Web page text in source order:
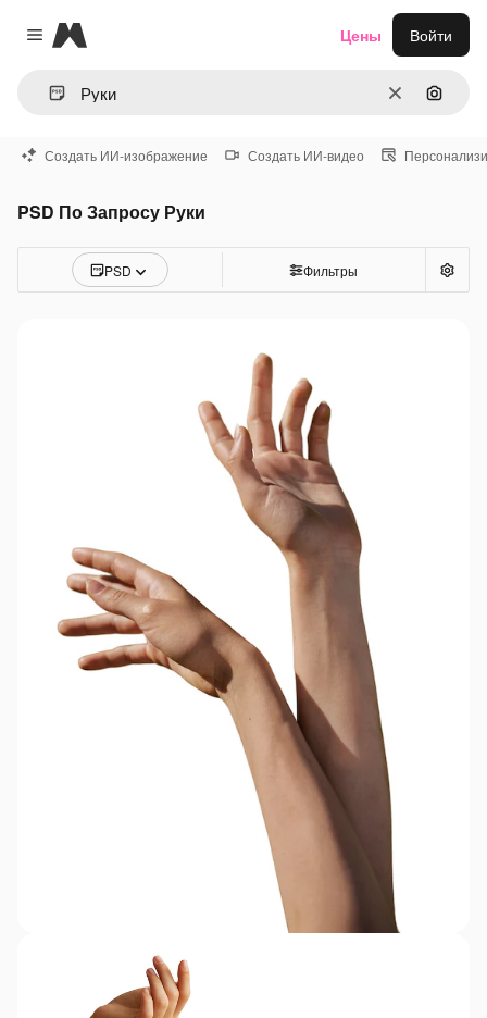
Close menu
Magnific
ОчиститьПоиск
Цены Войти
Создать ИИ-изображение Создать ИИ-видео
PSD По Запросу Руки
PSD Фильтры